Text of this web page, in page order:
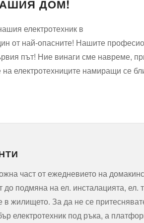
ДОМ!
електротехник в
от най-опасните! Нашите
път! Ние винаги сме навреме,
електротехниците намиращи се
част от ежедневието на
до подмяна на ел. инсталацията, ел.
в жилището. За да не се
електротехник под ръка, а